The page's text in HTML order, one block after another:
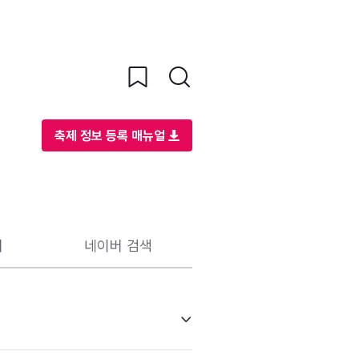
축제 정보 등록 매뉴얼
네이버 검색